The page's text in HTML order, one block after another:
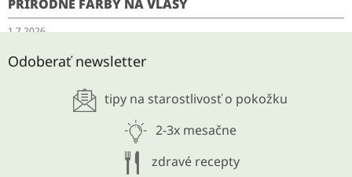
PRÍRODNÉ FARBY NA VLASY
1.7.2026
SCHUDNITE ODKYSLENÍM
Odoberať newsletter
tipy na starostlivosť o pokožku
2-3x mesačne
zdravé recepty